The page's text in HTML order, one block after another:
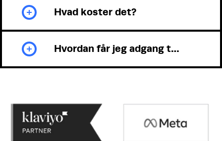
Hvad koster det?
Hvordan får jeg adgang til dette event?